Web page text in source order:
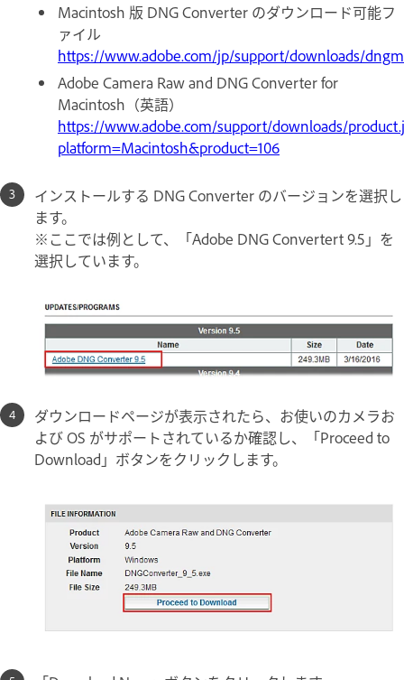
Macintosh 版 DNG Converter のダウンロード可能フ
ァイル
https://www.adobe.com/jp/support/downloads/
Adobe Camera Raw and DNG Converter for
Macintosh（英語）
https://www.adobe.com/support/downloads/
platform=Macintosh&product=106
インストールする DNG Converter のバージョンを選択し
ます。
※ここでは例として、「Adobe DNG Convertert 9.5」を
選択しています。
ダウンロードページが表示されたら、お使いのカメラお
よび OS がサポートされているか確認し、「Proceed to
Download」ボタンをクリックします。